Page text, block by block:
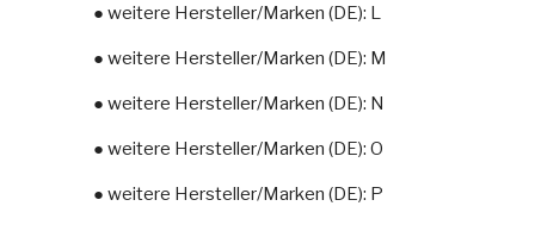
● weitere Hersteller/Marken (DE): L
● weitere Hersteller/Marken (DE): M
● weitere Hersteller/Marken (DE): N
● weitere Hersteller/Marken (DE): O
● weitere Hersteller/Marken (DE): P